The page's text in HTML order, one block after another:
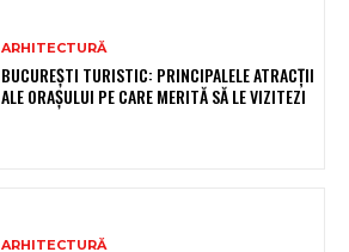
ARHITECTURĂ
BUCUREȘTI TURISTIC: PRINCIPALELE ATRACȚII
ALE ORAȘULUI PE CARE MERITĂ SĂ LE VIZITEZI
ARHITECTURĂ